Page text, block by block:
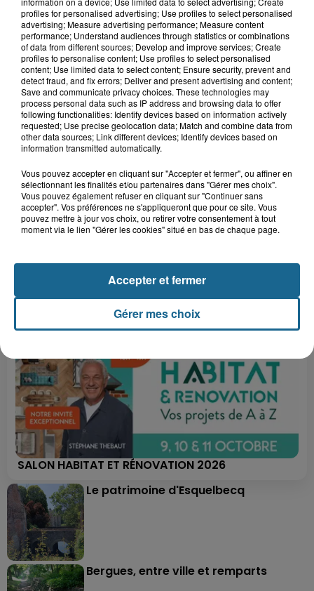
+ DE CADEAUX
Parc
Gagnez vos entrées pour le parc
Bagatelle
Gagnez vos entrées pour Plopsaland
SALON HABITAT ET RÉNOVATION 2026
Le patrimoine d'Esquelbecq
Bergues, entre ville et remparts
profiles for personalised advertising; Use profiles to select personalised
advertising; Measure advertising performance; Measure content
performance; Understand audiences through statistics or combinations
of data from different sources; Develop and improve services; Create
profiles to personalise content; Use profiles to select personalised
content; Use limited data to select content; Ensure security, prevent and
detect fraud, and fix errors; Deliver and present advertising and content;
Save and communicate privacy choices. These technologies may
process personal data such as IP address and browsing data to offer
following functionalities: Identify devices based on information actively
requested; Use precise geolocation data; Match and combine data from
other data sources; Link different devices; Identify devices based on
information transmitted automatically.
Vous pouvez accepter en cliquant sur "Accepter et fermer", ou affiner en
sélectionnant les finalités et/ou partenaires dans "Gérer mes choix".
Vous pouvez également refuser en cliquant sur "Continuer sans
accepter". Vos préférences ne s'appliqueront que pour ce site. Vous
pouvez mettre à jour vos choix, ou retirer votre consentement à tout
moment via le lien "Gérer les cookies" situé en bas de chaque page.
Gérer mes choix
Accepter et fermer